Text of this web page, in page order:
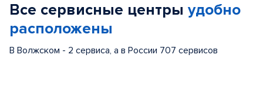
Все сервисные центры удобно
расположены
В Волжском - 2 сервиса, а в России 707 сервисов